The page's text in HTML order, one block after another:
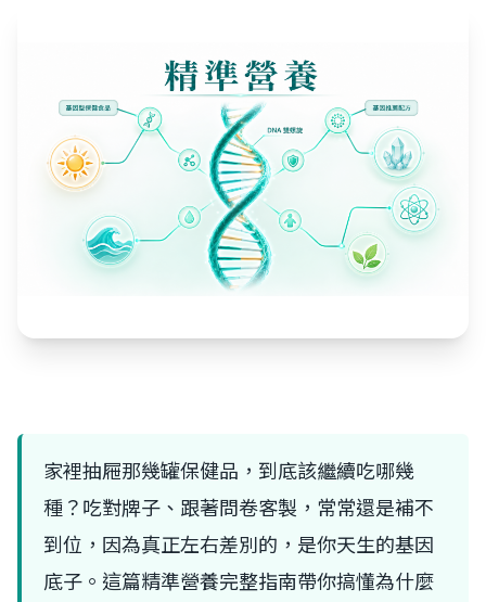
家裡抽屜那幾罐保健品，到底該繼續吃哪幾
種？吃對牌子、跟著問卷客製，常常還是補不
到位，因為真正左右差別的，是你天生的基因
底子。這篇精準營養完整指南帶你搞懂為什麼